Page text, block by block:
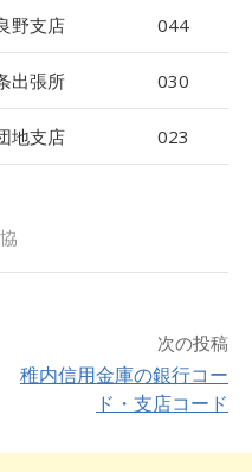
野支店 044
出張所 030
地支店 023
次の投稿
稚内信用金庫の銀行コー
ド・支店コード